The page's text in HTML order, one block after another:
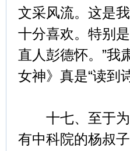
文采风流。这是
十分喜欢。特别
直人彭德怀。”我
女神》真是“读到
十七、至于为
有中科院的杨叔